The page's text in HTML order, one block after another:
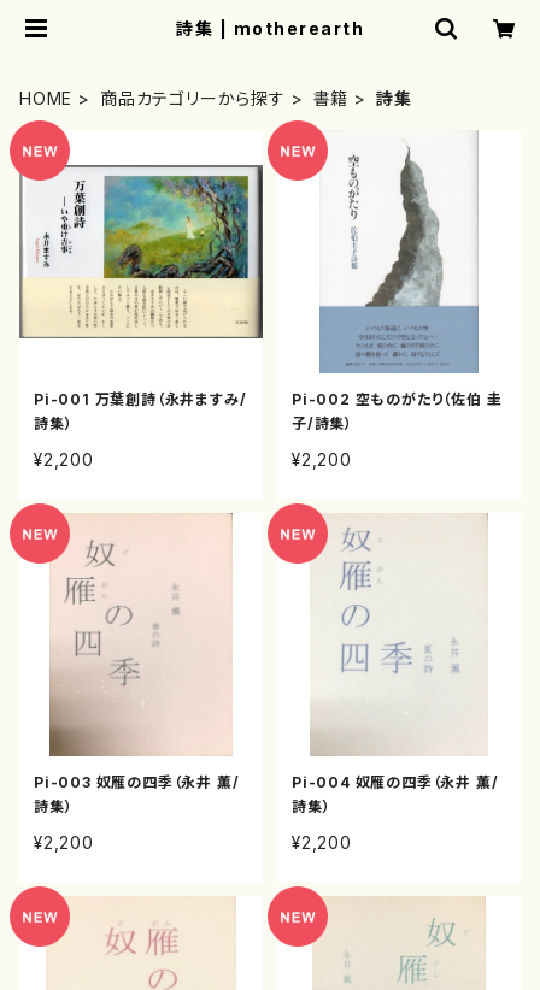
詩集 | motherearth
HOME 商品カテゴリーから探す 書籍 詩集
Pi-001 万葉創詩（永井ますみ/
詩集）
¥2,200
Pi-002 空ものがたり（佐伯 圭
子/詩集）
¥2,200
Pi-003 奴雁の四季（永井 薫/
詩集）
¥2,200
Pi-004 奴雁の四季（永井 薫/
詩集）
¥2,200